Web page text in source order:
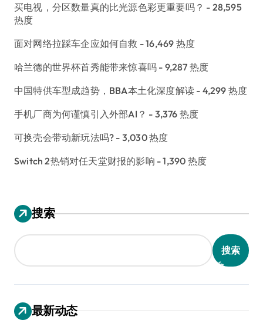
买电视，分区数量真的比光源色彩更重要吗？ - 28,595
热度
面对网络拉踩车企应如何自救 - 16,469 热度
哈兰德的世界杯首秀能带来惊喜吗 - 9,287 热度
中国特供车型成趋势，BBA本土化深度解读 - 4,299 热度
手机厂商为何谨慎引入外部AI？ - 3,376 热度
可换壳会带动新玩法吗? - 3,030 热度
Switch 2热销对任天堂财报的影响 - 1,390 热度
搜索
搜索
最新动态